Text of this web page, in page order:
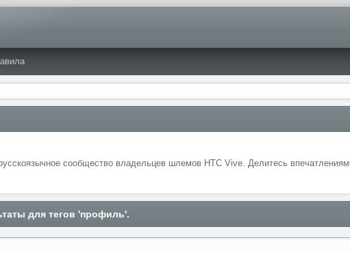
сообщество владельцев шлемов HTC Vive. Делитесь
для тегов 'профиль'.